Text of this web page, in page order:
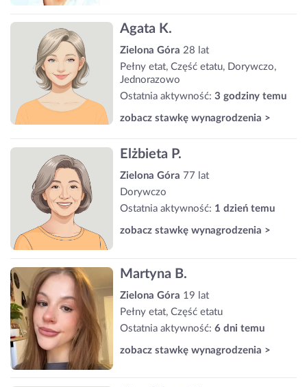
Agata K.
Zielona Góra 28 lat
Pełny etat, Część etatu, Dorywczo,
Jednorazowo
Ostatnia aktywność: 3 godziny temu
zobacz stawkę wynagrodzenia >
Elżbieta P.
Zielona Góra 77 lat
Dorywczo
Ostatnia aktywność: 1 dzień temu
zobacz stawkę wynagrodzenia >
Martyna B.
Zielona Góra 19 lat
Pełny etat, Część etatu
Ostatnia aktywność: 6 dni temu
zobacz stawkę wynagrodzenia >